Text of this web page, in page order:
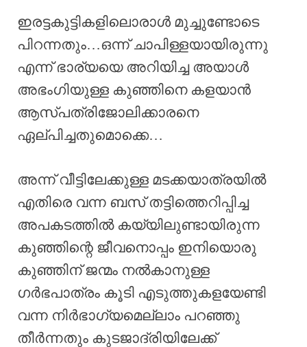
ഇരട്ടകുട്ടികളിലൊരാൾ മുച്ചുണ്ടോടെ
പിറന്നതും…ഒന്ന് ചാപിള്ളയായിരുന്നു
എന്ന് ഭാര്യയെ അറിയിച്ച അയാൾ
അഭംഗിയുള്ള കുഞ്ഞിനെ കളയാൻ
ആസ്പത്രിജോലിക്കാരനെ
ഏല്പിച്ചതുമൊക്കെ…
അന്ന് വീട്ടിലേക്കുള്ള മടക്കയാത്രയിൽ
എതിരെ വന്ന ബസ് തട്ടിത്തെറിപ്പിച്ച
അപകടത്തിൽ കയ്യിലുണ്ടായിരുന്ന
കുഞ്ഞിന്റെ ജീവനൊപ്പം ഇനിയൊരു
കുഞ്ഞിന് ജന്മം നൽകാനുള്ള
ഗർഭപാത്രം കൂടി എടുത്തുകളയേണ്ടി
വന്ന നിർഭാഗ്യമെല്ലാം പറഞ്ഞു
തീർന്നതും കുടജാദ്രിയിലേക്ക്